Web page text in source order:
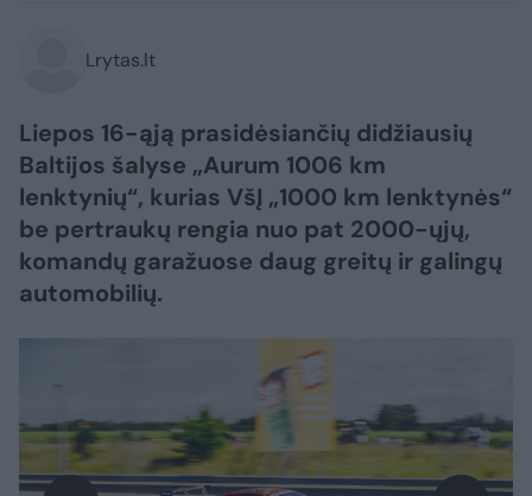
Lrytas.lt
Liepos 16-ąją prasidėsiančių didžiausių
Baltijos šalyse „Aurum 1006 km
lenktynių“, kurias VšĮ „1000 km lenktynės“
be pertraukų rengia nuo pat 2000-ųjų,
komandų garažuose daug greitų ir galingų
automobilių.